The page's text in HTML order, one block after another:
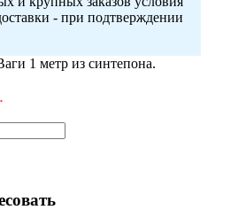
- при подтверждении
1 метр из синтепона.